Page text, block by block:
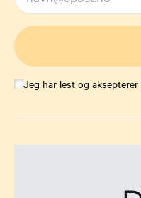
Jeg har lest og aksepterer